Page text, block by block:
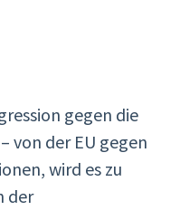
gegen die
von der EU gegen
wird es zu
der